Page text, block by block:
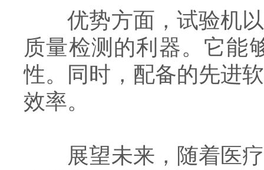
优势方面，试验机以
质量检测的利器。它能
性。同时，配备的先进
效率。
展望未来，随着医疗